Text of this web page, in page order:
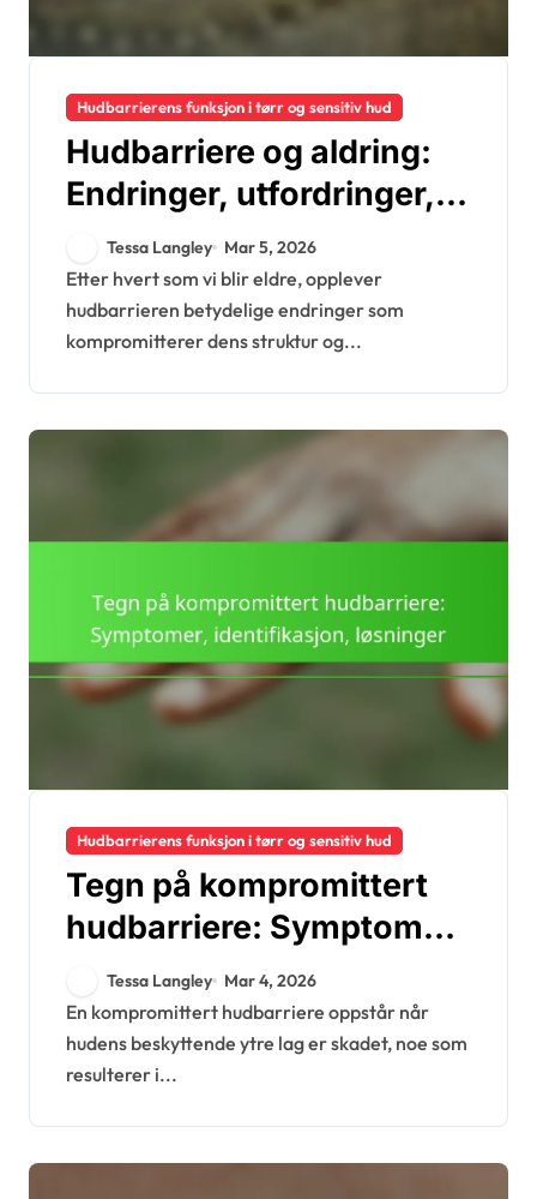
Hudbarrierens funksjon i tørr og sensitiv hud
Hudbarriere og aldring:
Endringer, utfordringer,
pleiestrategier
Tessa Langley Mar 5, 2026
Etter hvert som vi blir eldre, opplever
hudbarrieren betydelige endringer som
kompromitterer dens struktur og...
Hudbarrierens funksjon i tørr og sensitiv hud
Tegn på kompromittert
hudbarriere: Symptomer,
identifikasjon, løsninger
Tessa Langley Mar 4, 2026
En kompromittert hudbarriere oppstår når
hudens beskyttende ytre lag er skadet, noe som
resulterer i...